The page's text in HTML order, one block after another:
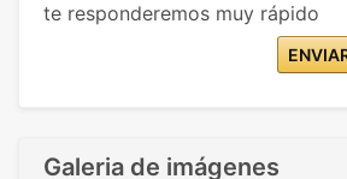
te responderemos muy rápido
Galeria de imágenes